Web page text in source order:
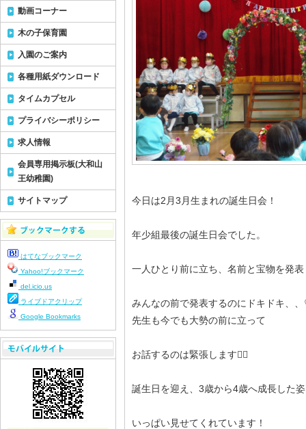
今日は2月3月生まれの誕生日会！
年少組最後の誕生日会でした。
一人ひとり前に立ち、名前と宝物を発表
みんなの前で発表するのにドキドキ、
先生も今でも大勢の前に立って
お話するのは緊張します😵‍💫
誕生日を迎え、3歳から4歳へ成長した
いっぱい見せてくれています！
動画コーナー
木の子保育園
入園のご案内
各種用紙ダウンロード
タイムカプセル
プライバシーポリシー
求人情報
会員専用掲示板(大和山
王幼稚園)
サイトマップ
はてなブックマーク
Yahoo!ブックマーク
del.icio.us
ライブドアクリップ
Google Bookmarks